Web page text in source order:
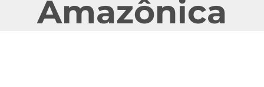
Amazônica